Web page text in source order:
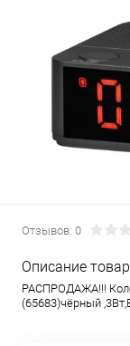
Отзывов: 0
Описание
РАСПРОДАЖА!!!
(65683)чёрный